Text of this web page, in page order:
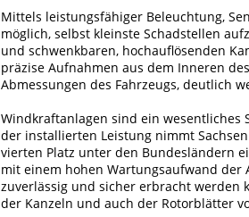
Mittels leistungsfähiger Beleuchtung,
möglich, selbst kleinste Schadstellen
und schwenkbaren, hochauflösenden
präzise Aufnahmen aus dem Inneren
Abmessungen des Fahrzeugs, deutlich
Windkraftanlagen sind ein wesentliches
der installierten Leistung nimmt
vierten Platz unter den Bundesländern
mit einem hohen Wartungsaufwand
zuverlässig und sicher erbracht werden
der Kanzeln und auch der Rotorblätter